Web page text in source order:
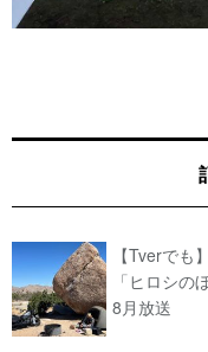
【Tverでも
「ヒロシの
8月放送